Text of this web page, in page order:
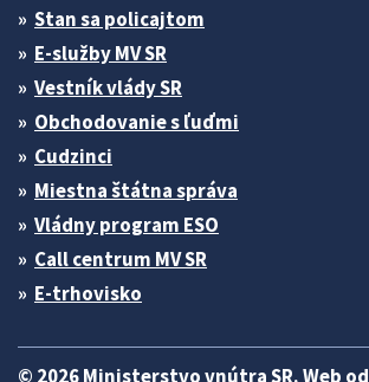
Stan sa policajtom
E-služby MV SR
Vestník vlády SR
Obchodovanie s ľuďmi
Cudzinci
Miestna štátna správa
Vládny program ESO
Call centrum MV SR
E-trhovisko
© 2026 Ministerstvo vnútra SR. Web od